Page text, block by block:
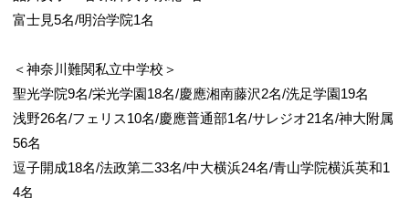
富士見5名/明治学院1名
＜神奈川難関私立中学校＞
聖光学院9名/栄光学園18名/慶應湘南藤沢2名/洗足学園19名
浅野26名/フェリス10名/慶應普通部1名/サレジオ21名/神大附属
56名
逗子開成18名/法政第二33名/中大横浜24名/青山学院横浜英和1
4名